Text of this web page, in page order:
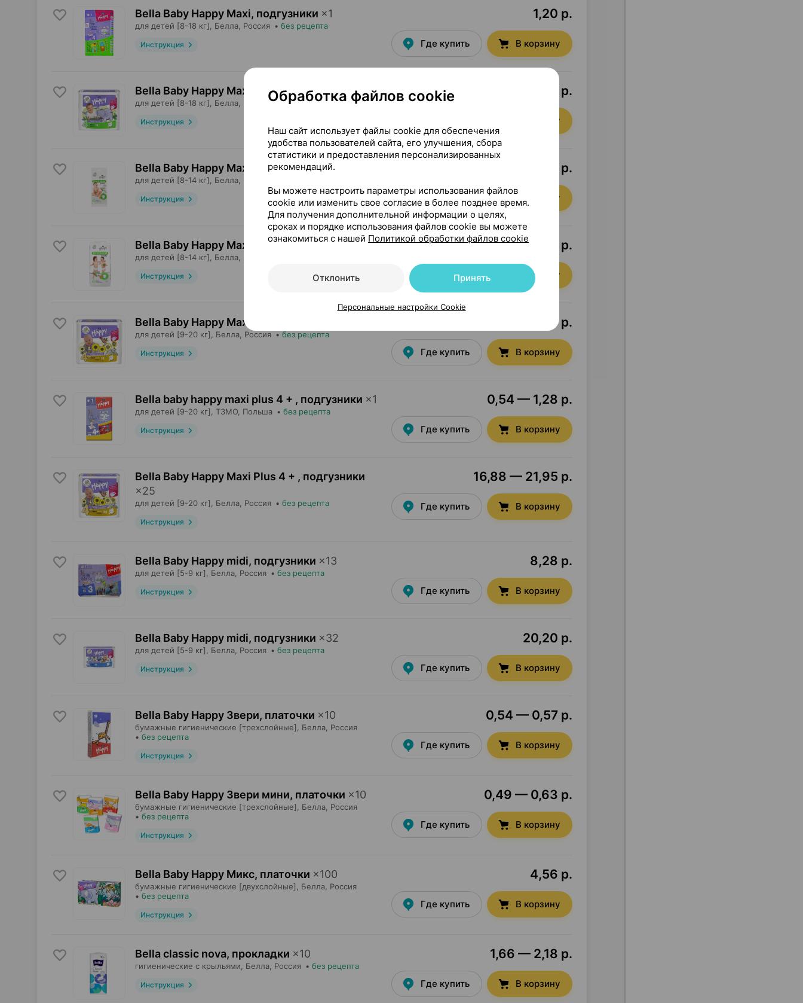
Bella Baby Happy Maxi, подгузники ×1
для детей [8-18 кг], Белла , Россия • без рецепта
Инструкция
1,20 р.
Где купить В корзину
Bella Baby Happy Maxi, подгузники ×12
для детей [8-18 кг], Белла , Россия•без рецепта
Инструкция
8,70 р.
В корзину
Bella Baby Happy Maxi, трусики×1
для детей [8-14 кг], Белла
Инструкция
0,82 — 1,11 р.
Где купить В корзину
Bella Baby Happy Maxi, трусики ×44
для детей [8-14 кг], Белла
Инструкция
25,74 р.
Где купить В корзину
Bella Baby Happy Maxi Plus, подгузники
для детей [9-20 кг], Белла , Россия • без рецепта
Инструкция
7,78 р.
Где купить В корзину
Bella baby happy maxi plus 4 + , подгузники ×1
для детей [9-20 кг], ТЗМО , Польша • без рецепта
Инструкция
0,54 — 1,28 р.
Где купить В корзину
Bella Baby Happy Maxi Plus 4 + , подгузники
×25
для детей [9-20 кг], Белла , Россия • без рецепта
Инструкция
16,88 — 21,95 р.
Где купить В корзину
Bella Baby Happy midi, подгузники ×13
для детей [5-9 кг], Белла , Россия • без рецепта
Инструкция
8,28 р.
Где купить В корзину
Bella Baby Happy midi, подгузники ×32
для детей [5-9 кг], Белла , Россия • без рецепта
Инструкция
20,20 р.
Где купить В корзину
Bella Baby Happy Звери, платочки ×10
бумажные гигиенические [трехслойные], Белла , Россия
• без рецепта
Инструкция
0,54 — 0,57 р.
Где купить В корзину
Bella Baby Happy Звери мини, платочки ×10
бумажные гигиенические [трехслойные], Белла , Россия
• без рецепта
Инструкция
0,49 — 0,63 р.
Где купить В корзину
Bella Baby Happy Микс, платочки ×100
бумажные гигиенические [двухслойные], Белла , Россия
• без рецепта
Инструкция
4,56 р.
Где купить В корзину
Bella classic nova, прокладки ×10
гигиенические с крыльями, Белла , Россия • без рецепта
Инструкция
1,66 — 2,18 р.
Где купить В корзину
Обработка файлов cookie
Наш сайт использует файлы cookie для обеспечения
удобства пользователей сайта, его улучшения, сбора
статистики и предоставления персонализированных
рекомендаций.
Вы можете настроить параметры использования файлов
cookie или изменить свое согласие в более позднее время.
Для получения дополнительной информации о целях,
сроках и порядке использования файлов cookie вы можете
ознакомиться с нашей Политикой обработки файлов cookie
Отклонить Принять
Персональные настройки Cookie